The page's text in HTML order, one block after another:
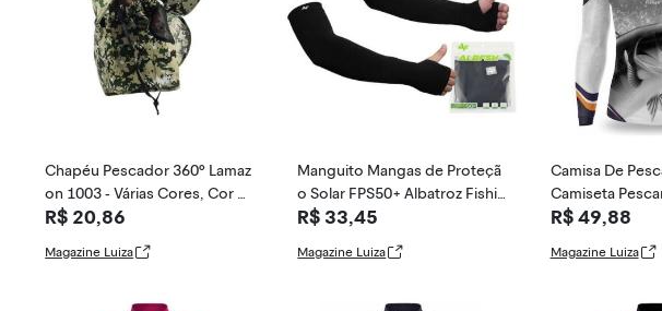
Chapéu Pescador 360º Lamaz
on 1003 - Várias Cores, Cor 0
1
R$ 20,86
Magazine Luiza
Manguito Mangas de Proteçã
o Solar FPS50+ Albatroz Fishin
g - BX-177
R$ 33,45
Magazine Luiza
Camisa De
Camiseta
v - Duart Fi
R$ 49,88
Magazine Luiza